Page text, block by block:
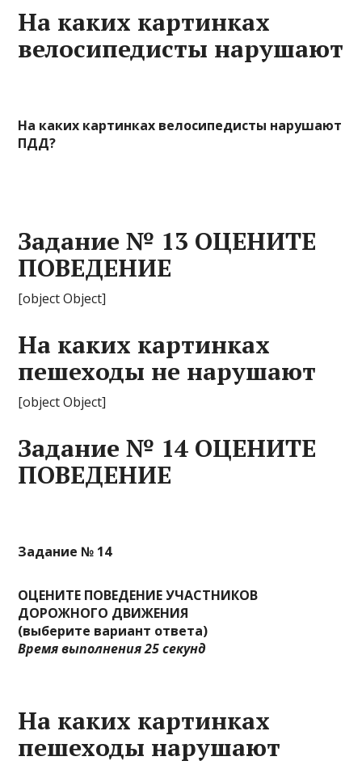
На каких картинках
велосипедисты нарушают
На каких картинках велосипедисты нарушают
ПДД?
Задание № 13 ОЦЕНИТЕ
ПОВЕДЕНИЕ
[object Object]
На каких картинках
пешеходы не нарушают
[object Object]
Задание № 14 ОЦЕНИТЕ
ПОВЕДЕНИЕ
Задание № 14
ОЦЕНИТЕ ПОВЕДЕНИЕ УЧАСТНИКОВ
ДОРОЖНОГО ДВИЖЕНИЯ
(выберите вариант ответа)
Время выполнения 25 секунд
На каких картинках
пешеходы нарушают